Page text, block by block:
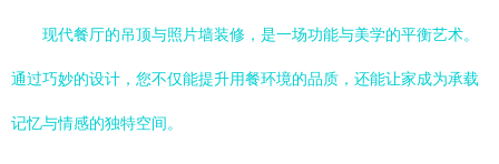
现代餐厅的吊顶与照片墙装修，是一场功能与美学的平衡艺术。
通过巧妙的设计，您不仅能提升用餐环境的品质，还能让家成为承载
记忆与情感的独特空间。